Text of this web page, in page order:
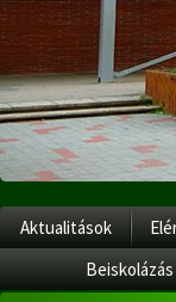
Aktualitások
Beiskolázás